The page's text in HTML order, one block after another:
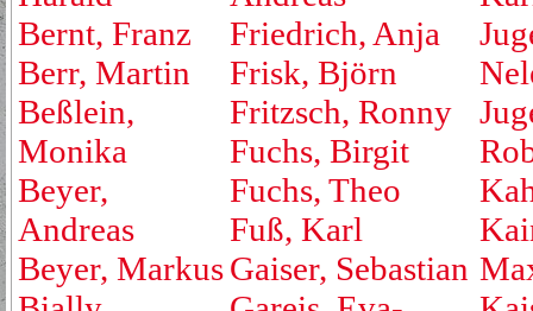
Bernt, Franz
Berr, Martin
Beßlein,
Monika
Beyer,
Andreas
Beyer, Markus
Friedrich, Anja
Frisk, Björn
Fritzsch, Ronny
Fuchs, Birgit
Fuchs, Theo
Fuß, Karl
Gaiser, Sebastian